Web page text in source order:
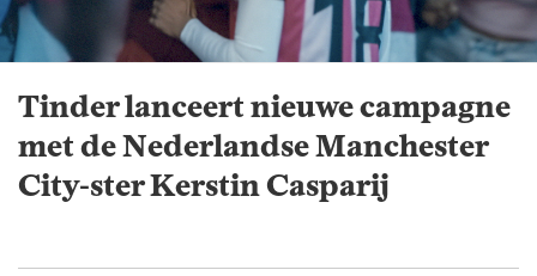
Tinder lanceert nieuwe campagne
met de Nederlandse Manchester
City-ster Kerstin Casparij